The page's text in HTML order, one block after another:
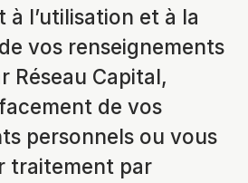
l’utilisation et à la
vos renseignements
Réseau Capital,
de vos
personnels ou vous
traitement par